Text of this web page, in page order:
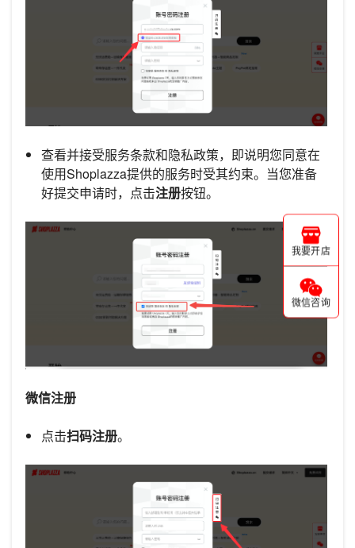
查看并接受服务条款和隐私政策，即说明您同意在
使用Shoplazza提供的服务时受其约束。当您准备
好提交申请时，点击注册按钮。
微信注册
点击扫码注册。
我要开店
微信咨询